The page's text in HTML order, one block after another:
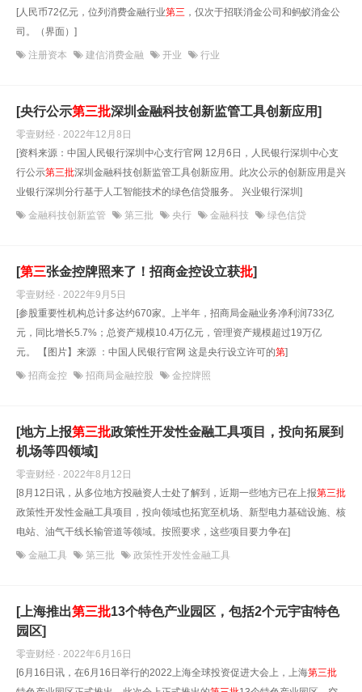
[人民币72亿元，位列消费金融行业第三 ，仅次于招联消金公司和蚂蚁消金公
司。（界面）]
注册资本 建信消费金融 开业 行业
[央行公示第三批深圳金融科技创新监管工具创新应用]
零壹财经 · 2022年12月8日
[资料来源：中国人民银行深圳中心支行官网 12月6日，人民银行深圳中心支
行公示第三批深圳金融科技创新监管工具创新应用。此次公示的创新应用是兴
业银行深圳分行基于人工智能技术的绿色信贷服务。 兴业银行深圳]
金融科技创新监管 第三批 央行 金融科技 绿色信贷
[第三张金控牌照来了！招商金控设立获批]
零壹财经 · 2022年9月5日
[参股重要性机构总计多达约670家。上半年，招商局金融业务净利润733亿
元，同比增长5.7%；总资产规模10.4万亿元，管理资产规模超过19万亿
元。 【图片】来源 ：中国人民银行官网 这是央行设立许可的第]
招商金控 招商局金融控股 金控牌照
[地方上报第三批政策性开发性金融工具项目，投向拓展到
机场等四领域]
零壹财经 · 2022年8月12日
[8月12日讯，从多位地方投融资人士处了解到，近期一些地方已在上报第三批
政策性开发性金融工具项目，投向领域也拓宽至机场、新型电力基础设施、核
电站、油气干线长输管道等领域。按照要求，这些项目要力争在]
金融工具 第三批 政策性开发性金融工具
[上海推出第三批13个特色产业园区，包括2个元宇宙特色
园区]
零壹财经 · 2022年6月16日
[6月16日讯，在6月16日举行的2022上海全球投资促进大会上，上海第三批